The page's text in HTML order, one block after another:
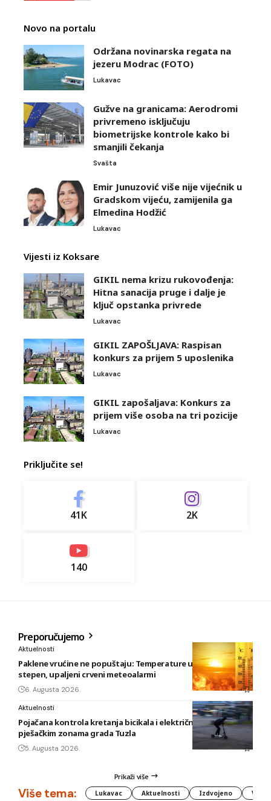
Novo na portalu
Održana novinarska regata na
jezeru Modrac (FOTO)
Lukavac
Gužve na granicama: Aerodromi
privremeno isključuju
biometrijske kontrole kako bi
smanjili čekanja
Svašta
Emir Junuzović više nije vijećnik u
Gradskom vijeću, zamijenila ga
Elmedina Hodžić
Lukavac
Vijesti iz Koksare
GIKIL nema krizu rukovođenja:
Hitna sanacija pruge i dalje je
ključ opstanka privrede
Lukavac
GIKIL ZAPOŠLJAVA: Raspisan
konkurs za prijem 5 uposlenika
Lukavac
GIKIL zapošaljava: Konkurs za
prijem više osoba na tri pozicije
Lukavac
Priključite se!
41K 2K
140
Preporučujemo
Aktuelnosti
Paklene vrućine ne popuštaju: Temperature u BiH i do 41
stepen, upaljeni crveni meteoalarmi
6. Augusta 2026.
Aktuelnosti
Pojačana kontrola kretanja bicikala i električnih romobila u
pješačkim zonama grada Tuzla
5. Augusta 2026.
Prikaži više
Više tema: Lukavac Aktuelnosti Izdvojeno